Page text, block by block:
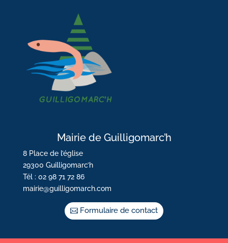
Mairie de Guilligomarc’h
8 Place de l’église
29300 Guilligomarc’h
Tél : 02 98 71 72 86
mairie@guilligomarch.com
Formulaire de contact